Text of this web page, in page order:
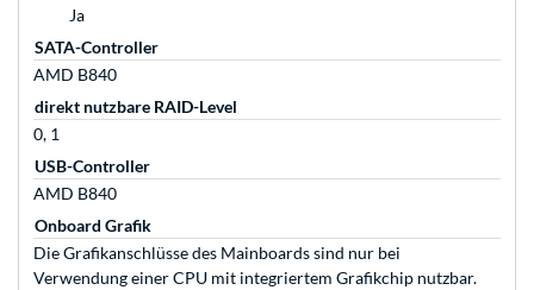
Ja
SATA-Controller
AMD B840
direkt nutzbare RAID-Level
0, 1
USB-Controller
AMD B840
Onboard Grafik
Die Grafikanschlüsse des Mainboards sind nur bei
Verwendung einer CPU mit integriertem Grafikchip nutzbar.